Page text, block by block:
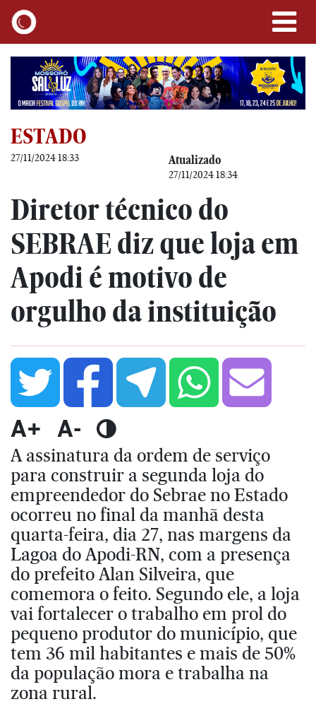
ESTADO
27/11/2024 18:33 Atualizado
27/11/2024 18:34
Diretor técnico do
SEBRAE diz que loja em
Apodi é motivo de
orgulho da instituição
A+ A-
A assinatura da ordem de serviço
para construir a segunda loja do
empreendedor do Sebrae no Estado
ocorreu no final da manhã desta
quarta-feira, dia 27, nas margens da
Lagoa do Apodi-RN, com a presença
do prefeito Alan Silveira, que
comemora o feito. Segundo ele, a loja
vai fortalecer o trabalho em prol do
pequeno produtor do município, que
tem 36 mil habitantes e mais de 50%
da população mora e trabalha na
zona rural.